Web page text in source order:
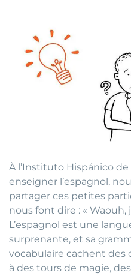
À l’Instituto Hispánico
enseigner l’espagnol,
partager ces petites
nous font dire : « Waouh,
L’espagnol est une
surprenante, et sa
vocabulaire cachent des
à des tours de magie,